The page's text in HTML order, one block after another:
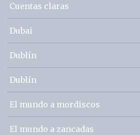
Cuentas claras
Dubai
Dublín
Dublín
El mundo a mordiscos
El mundo a zancadas